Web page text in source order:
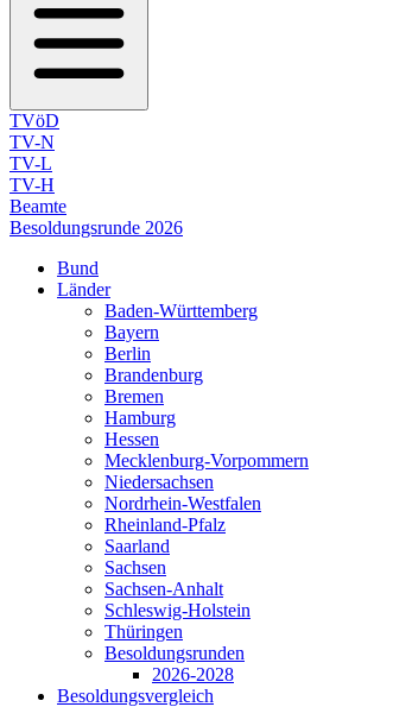
TVöD
TV-N
TV-L
TV-H
Beamte
Besoldungsrunde 2026
Bund
Länder
Baden-Württemberg
Bayern
Berlin
Brandenburg
Bremen
Hamburg
Hessen
Mecklenburg-Vorpommern
Niedersachsen
Nordrhein-Westfalen
Rheinland-Pfalz
Saarland
Sachsen
Sachsen-Anhalt
Schleswig-Holstein
Thüringen
Besoldungsrunden
2026-2028
Besoldungsvergleich